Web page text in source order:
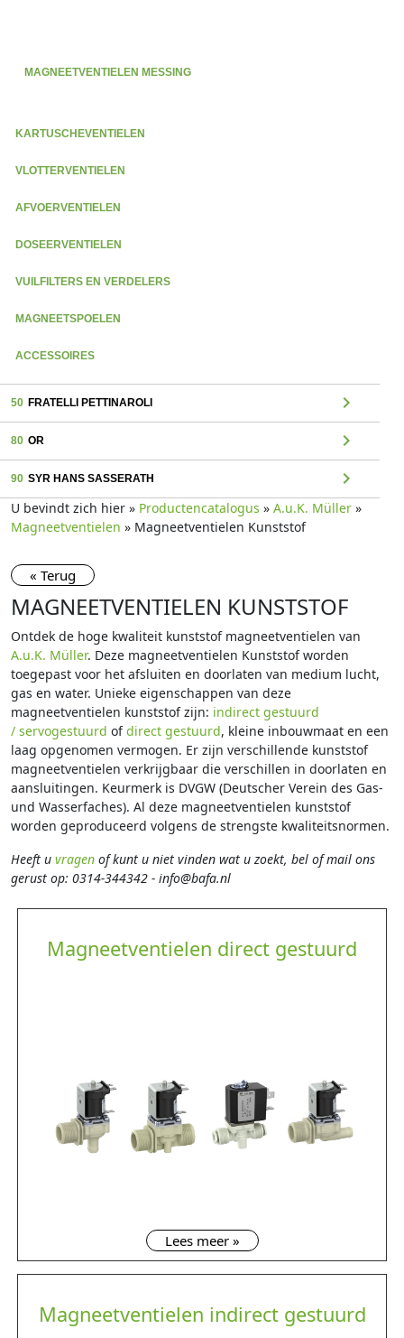
MAGNEETVENTIELEN MESSING
KARTUSCHEVENTIELEN
VLOTTERVENTIELEN
AFVOERVENTIELEN
DOSEERVENTIELEN
VUILFILTERS EN VERDELERS
MAGNEETSPOELEN
ACCESSOIRES
50 FRATELLI PETTINAROLI chevron_right
80 OR chevron_right
90 SYR HANS SASSERATH chevron_right
U bevindt zich hier » Productencatalogus » A.u.K. Müller »
Magneetventielen » Magneetventielen Kunststof
« Terug
MAGNEETVENTIELEN KUNSTSTOF
Ontdek de hoge kwaliteit kunststof magneetventielen van
A.u.K. Müller. Deze magneetventielen Kunststof worden
toegepast voor het afsluiten en doorlaten van medium lucht,
gas en water. Unieke eigenschappen van deze
magneetventielen kunststof zijn: indirect gestuurd
/ servogestuurd ofdirect gestuurd, kleine inbouwmaat en een
laag opgenomen vermogen. Er zijn verschillende kunststof
magneetventielen verkrijgbaar die verschillen in doorlaten en
aansluitingen. Keurmerk is DVGW (Deutscher Verein des Gas-
und Wasserfaches). Al deze magneetventielen kunststof
worden geproduceerd volgens de strengste kwaliteitsnormen.
Heeft u vragen of kunt u niet vinden wat u zoekt, bel of mail ons
gerust op: 0314-344342 - info@bafa.nl
Magneetventielen direct gestuurd
Lees meer »
Magneetventielen indirect gestuurd